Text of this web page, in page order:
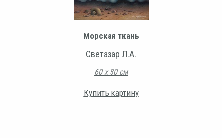
Морская ткань
Светазар Л.А.
60 х 80 см
Купить картину